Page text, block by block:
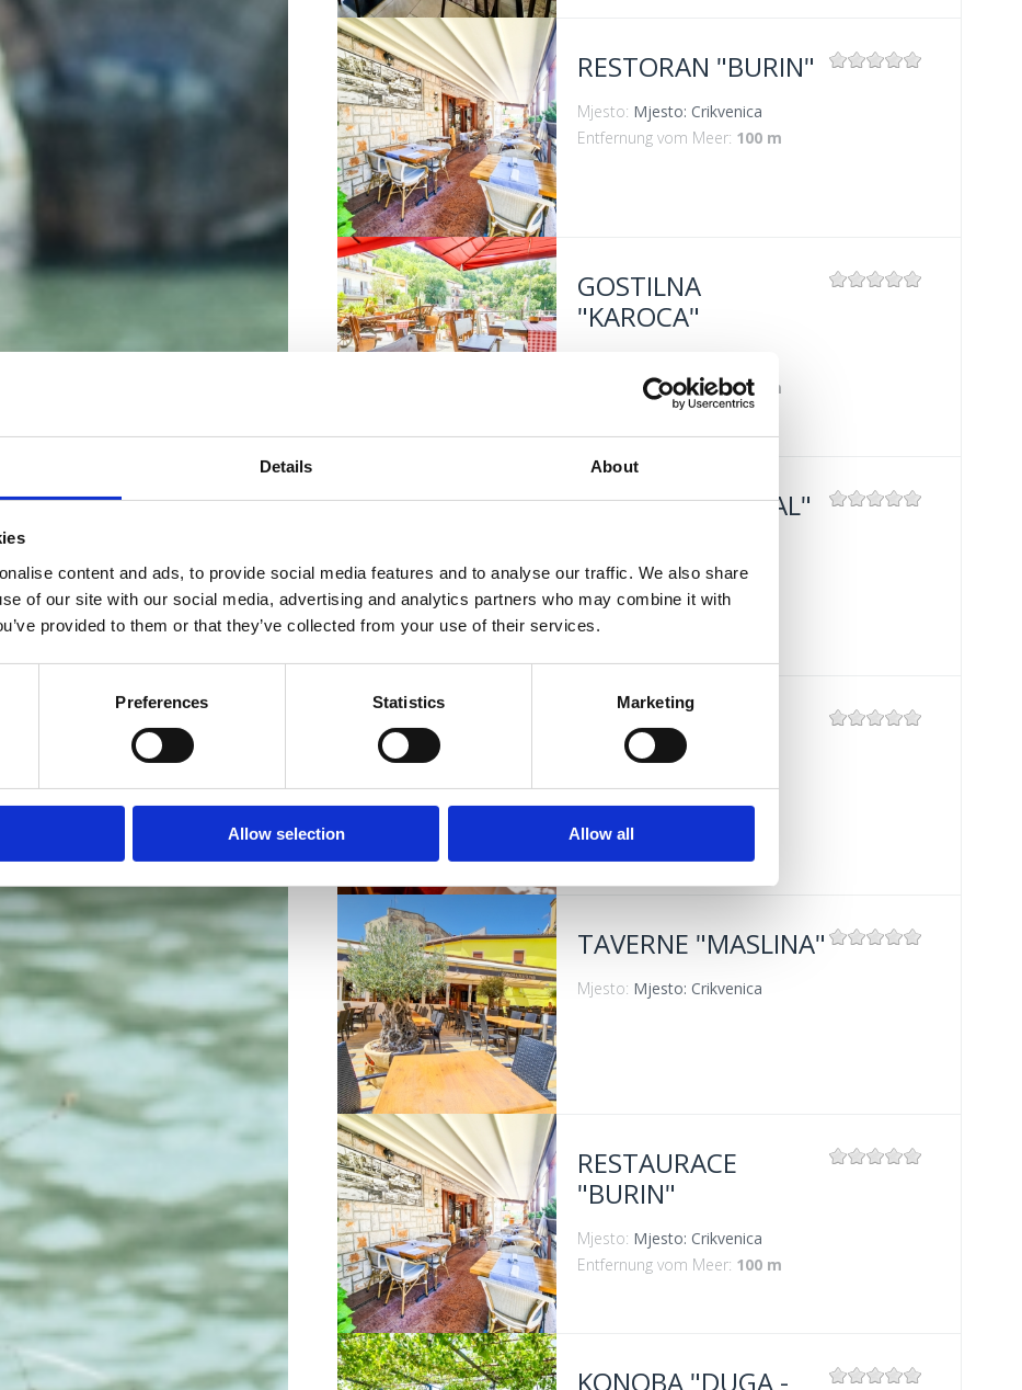
Details About
content and ads, to provide social media features and to analyse our traffic. We also share
of our site with our social media, advertising and analytics partners who may combine it with
provided to them or that they’ve collected from your use of their services.
Preferences Statistics Marketing
Allow selection Allow all
RESTORAN "BURIN"
Mjesto: Mjesto: Crikvenica
Entfernung vom Meer: 100 m
GOSTILNA
"KAROCA"
Entfernung vom Meer:400 m
VIŠE INFORMACIJA
RESTORAN "FERAL"
Entfernung vom Meer:5 m
RESTORAN
"KANTUNIĆ"
Entfernung vom Meer:
VIŠE INFORMACIJA
TAVERNE "MASLINA"
Mjesto: Mjesto: Crikvenica
VIŠE INFORMACIJA
RESTAURACE
"BURIN"
Mjesto: Mjesto: Crikvenica
Entfernung vom Meer: 100 m
KONOBA "DUGA -